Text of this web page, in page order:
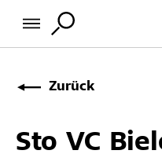
Zurück
Sto VC